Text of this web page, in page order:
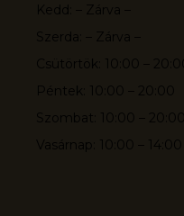
Kedd: – Zárva –
Szerda: – Zárva –
Csütörtök: 10:00 – 20:00
Péntek: 10:00 – 20:00
Szombat: 10:00 – 20:00
Vasárnap: 10:00 – 14:00